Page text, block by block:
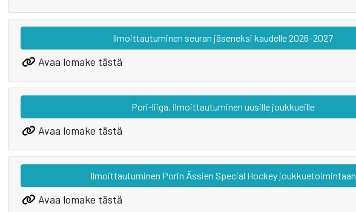
Ilmoittautuminen seuran jäseneksi kaudelle 2026–2027
Avaa lomake tästä
Pori-liiga, ilmoittautuminen uusille joukkueille
Avaa lomake tästä
Ilmoittautuminen Porin Ässien Special Hockey joukkuetoimintaan
Avaa lomake tästä